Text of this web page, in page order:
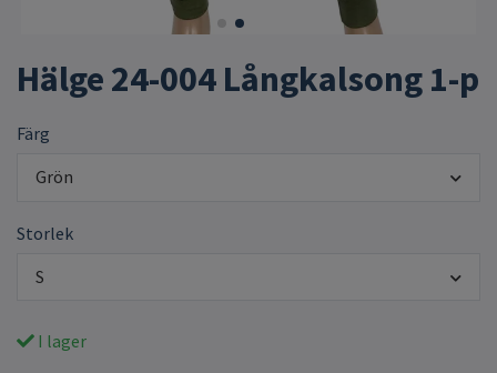
Hälge 24-004 Långkalsong 1-p
Färg
Grön
Storlek
S
I lager